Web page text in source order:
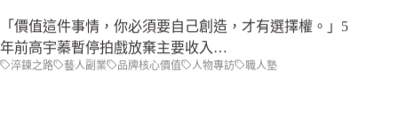
「價值這件事情，你必須要自己創造，才有選擇權。」5
年前高宇蓁暫停拍戲放棄主要收入…
淬鍊之路 藝人副業 品牌核心價值 人物專訪 職人塾